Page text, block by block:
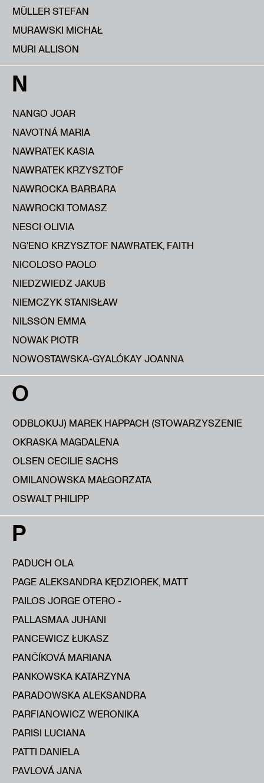
MÜLLER STEFAN
MURAWSKI MICHAŁ
MURI ALLISON
N
NANGO JOAR
NAVOTNÁ MARIA
NAWRATEK KASIA
NAWRATEK KRZYSZTOF
NAWROCKA BARBARA
NAWROCKI TOMASZ
NESCI OLIVIA
NG'ENO KRZYSZTOF NAWRATEK, FAITH
NICOLOSO PAOLO
NIEDZWIEDZ JAKUB
NIEMCZYK STANISŁAW
NILSSON EMMA
NOWAK PIOTR
NOWOSTAWSKA-GYALÓKAY JOANNA
O
ODBLOKUJ) MAREK HAPPACH (STOWARZYSZENIE
OKRASKA MAGDALENA
OLSEN CECILIE SACHS
OMILANOWSKA MAŁGORZATA
OSWALT PHILIPP
P
PADUCH OLA
PAGE ALEKSANDRA KĘDZIOREK, MATT
PAILOS JORGE OTERO -
PALLASMAA JUHANI
PANCEWICZ ŁUKASZ
PANČÍKOVÁ MARIANA
PANKOWSKA KATARZYNA
PARADOWSKA ALEKSANDRA
PARFIANOWICZ WERONIKA
PARISI LUCIANA
PATTI DANIELA
PAVLOVÁ JANA